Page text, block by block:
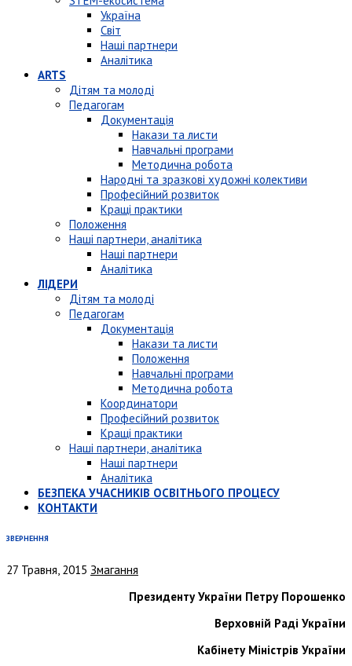
Україна
Світ
Наші партнери
Аналітика
ARTS
Дітям та молоді
Педагогам
Документація
Накази та листи
Навчальні програми
Методична робота
Народні та зразкові художні колективи
Професійний розвиток
Кращі практики
Положення
Наші партнери, аналітика
Наші партнери
Аналітика
ЛІДЕРИ
Дітям та молоді
Педагогам
Документація
Накази та листи
Положення
Навчальні програми
Методична робота
Координатори
Професійний розвиток
Кращі практики
Наші партнери, аналітика
Наші партнери
Аналітика
БЕЗПЕКА УЧАСНИКІВ ОСВІТНЬОГО ПРОЦЕСУ
КОНТАКТИ
ЗВЕРНЕННЯ
27 Травня, 2015 Змагання
Президенту України Петру Порошенко
Верховній Раді України
Кабінету Міністрів України